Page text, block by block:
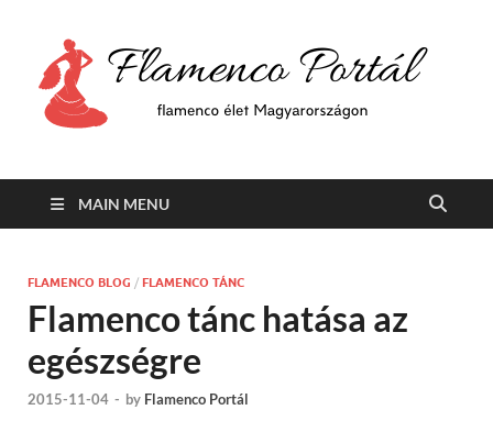
MAIN MENU
FLAMENCO BLOG / FLAMENCO TÁNC
Flamenco tánc hatása az
egészségre
2015-11-04 - by Flamenco Portál